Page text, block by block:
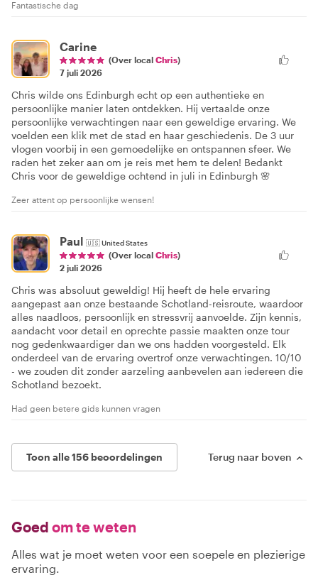
Fantastische dag
Carine
(Over local Chris)
7 juli 2026
Chris wilde ons Edinburgh echt op een authentieke en
persoonlijke manier laten ontdekken. Hij vertaalde onze
persoonlijke verwachtingen naar een geweldige ervaring. We
voelden een klik met de stad en haar geschiedenis. De 3 uur
vlogen voorbij in een gemoedelijke en ontspannen sfeer. We
raden het zeker aan om je reis met hem te delen! Bedankt
Chris voor de geweldige ochtend in juli in Edinburgh 🌸
Zeer attent op persoonlijke wensen!
Paul 🇺🇸United States
(Over local Chris)
2 juli 2026
Chris was absoluut geweldig! Hij heeft de hele ervaring
aangepast aan onze bestaande Schotland-reisroute, waardoor
alles naadloos, persoonlijk en stressvrij aanvoelde. Zijn kennis,
aandacht voor detail en oprechte passie maakten onze tour
nog gedenkwaardiger dan we ons hadden voorgesteld. Elk
onderdeel van de ervaring overtrof onze verwachtingen. 10/10
- we zouden dit zonder aarzeling aanbevelen aan iedereen die
Schotland bezoekt.
Had geen betere gids kunnen vragen
Toon alle 156 beoordelingen Terug naar boven
Goed om te weten
Alles wat je moet weten voor een soepele en plezierige
ervaring.